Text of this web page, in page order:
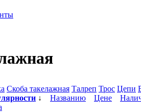
Скоба такелажная Талреп Трос Цепи
↓ Названию Цене